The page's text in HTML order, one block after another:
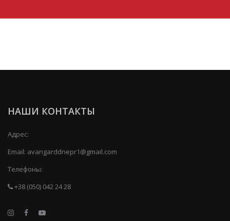
НАШИ КОНТАКТЫ
Адрес:
Email: avangarddnepr1@gmail.com
Телефоны:
+38 (050) 042 24 28